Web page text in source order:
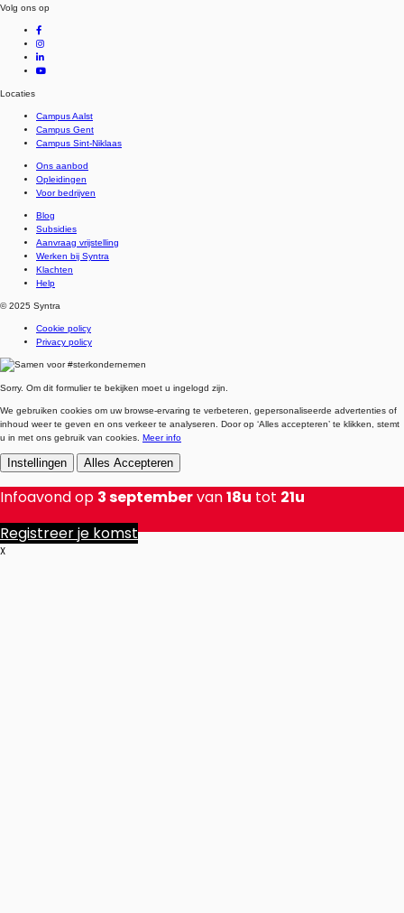
Volg ons op
Facebook
Instagram
Linkedin
Locaties
Campus Aalst
Campus Gent
Campus Sint-Niklaas
Ons aanbod
Opleidingen
Voor bedrijven
Blog
Subsidies
Aanvraag vrijstelling
Werken bij Syntra
Klachten
Help
© 2025 Syntra
Cookie policy
Privacy policy
Sorry. Om dit formulier te bekijken moet u ingelogd zijn.
We gebruiken cookies om uw browse-ervaring te verbeteren, gepersonaliseerde advertenties of
inhoud weer te geven en ons verkeer te analyseren. Door op ‘Alles accepteren’ te klikken, stemt
u in met ons gebruik van cookies. Meer info
Instellingen Alles Accepteren
Infoavond op 3 septembervan18u tot 21u
Registreer je komst
X